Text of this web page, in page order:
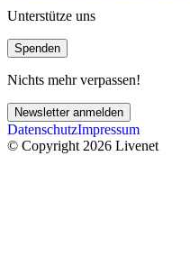
Unterstütze uns
Spenden
Nichts mehr verpassen!
Newsletter anmelden
DatenschutzImpressum
© Copyright 2026 Livenet